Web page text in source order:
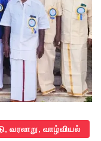
வரலாறு, வாழ்வியல்